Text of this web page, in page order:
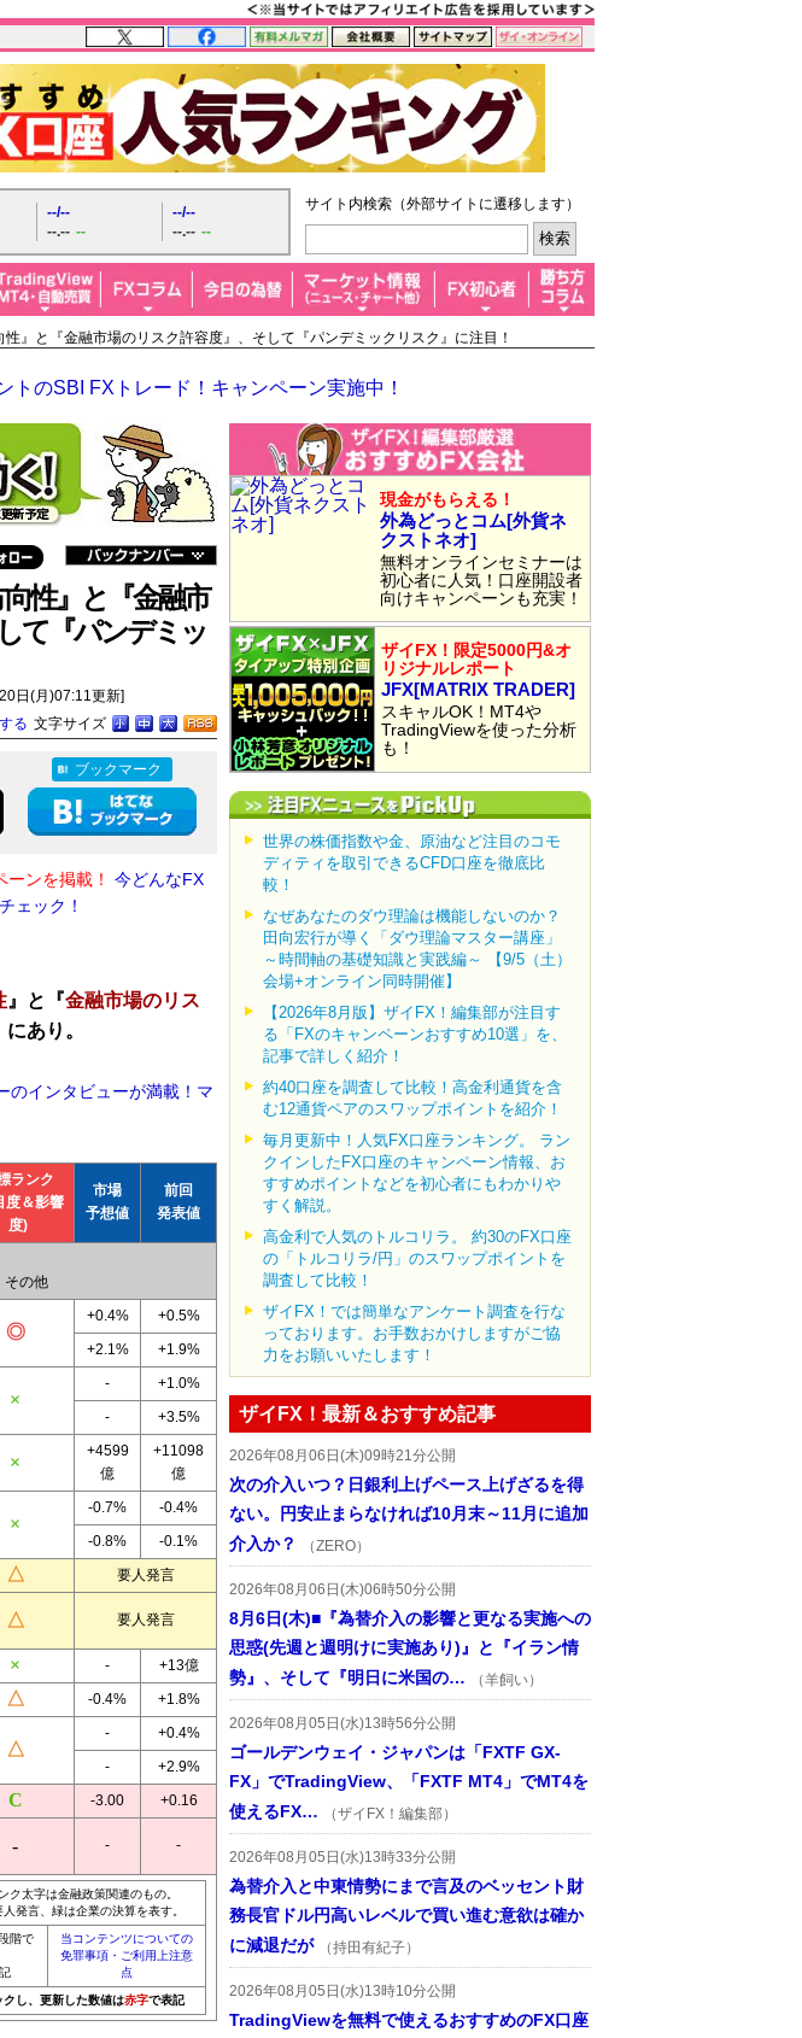
--/--
--.-- --
--/--
--.-- --
サイト内検索（外部サイトに遷移します）
』と『金融市場のリスク許容度』、そして『パンデミックリスク』に注目！
のSBI FXトレード！キャンペーン実施中！
性』と『金融市
て『パンデミッ
日(月)07:11更新]
文字サイズ
る
ブックマーク
ンを掲載！
今どんなFX
ェック！
』と『金融市場のリス
にあり。
のインタビューが満載！マ
ランク
度＆影響
度)
市場
予想値
前回
発表値
その他
+0.4%
+0.5%
+2.1%
+1.9%
-
+1.0%
-
+3.5%
+4599
億
+11098
億
-0.7%
-0.4%
-0.8%
-0.1%
要人発言
要人発言
- +13億
-0.4% +1.8%
-
+0.4%
-
+2.9%
-3.00 +0.16
- -
太字は金融政策関連のもの。
発言、緑は企業の決算を表す。
階で
当コンテンツについての
免罪事項・ご利用上注意
点
し、更新した数値は赤字で表記
現金がもらえる！
外為どっとコム[外貨ネ
クストネオ]
無料オンラインセミナーは
初心者に人気！口座開設者
向けキャンペーンも充実！
ザイFX！限定5000円&オ
リジナルレポート
JFX[MATRIX TRADER]
スキャルOK！MT4や
TradingViewを使った分析
も！
世界の株価指数や金、原油など注目のコモ
ディティを取引できるCFD口座を徹底比
較！
なぜあなたのダウ理論は機能しないのか？
田向宏行が導く「ダウ理論マスター講座」
～時間軸の基礎知識と実践編～ 【9/5（土）
会場+オンライン同時開催】
【2026年8月版】ザイFX！編集部が注目す
る「FXのキャンペーンおすすめ10選」を、
記事で詳しく紹介！
約40口座を調査して比較！高金利通貨を含
む12通貨ペアのスワップポイントを紹介！
毎月更新中！人気FX口座ランキング。 ラン
クインしたFX口座のキャンペーン情報、お
すすめポイントなどを初心者にもわかりや
すく解説。
高金利で人気のトルコリラ。 約30のFX口座
の「トルコリラ/円」のスワップポイントを
調査して比較！
ザイFX！では簡単なアンケート調査を行な
っております。お手数おかけしますがご協
力をお願いいたします！
ザイFX！最新＆おすすめ記事
2026年08月06日(木)09時21分公開
次の介入いつ？日銀利上げペース上げざるを得
ない。円安止まらなければ10月末～11月に追加
介入か？
（ZERO）
2026年08月06日(木)06時50分公開
8月6日(木)■『為替介入の影響と更なる実施への
思惑(先週と週明けに実施あり)』と『イラン情
勢』、そして『明日に米国の…
（羊飼い）
2026年08月05日(水)13時56分公開
ゴールデンウェイ・ジャパンは「FXTF GX-
FX」でTradingView、「FXTF MT4」でMT4を
使えるFX…
（ザイFX！編集部）
2026年08月05日(水)13時33分公開
為替介入と中東情勢にまで言及のベッセント財
務長官ドル円高いレベルで買い進む意欲は確か
に減退だが
（持田有紀子）
2026年08月05日(水)13時10分公開
TradingViewを無料で使えるおすすめのFX口座